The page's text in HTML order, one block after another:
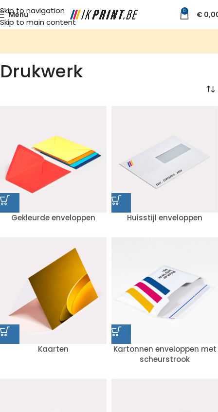
Skip to navigation
Skip to main content
Menu 0 €
Drukwerk
Gekleurde enveloppen Huisstijl enveloppen
Kaarten
Kartonnen enveloppen met
scheurstrook